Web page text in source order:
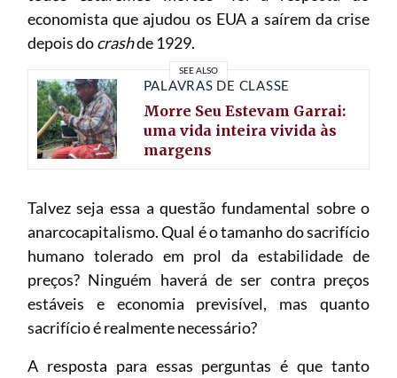
economista que ajudou os EUA a saírem da crise
depois docrashde 1929.
SEE ALSO
PALAVRAS DE CLASSE
Morre Seu Estevam Garrai:
uma vida inteira vivida às
margens
Talvez seja essa a questão fundamental sobre o
anarcocapitalismo. Qual é o tamanho do sacrifício
humano tolerado em prol da estabilidade de
preços? Ninguém haverá de ser contra preços
estáveis e economia previsível, mas quanto
sacrifício é realmente necessário?
A resposta para essas perguntas é que tanto